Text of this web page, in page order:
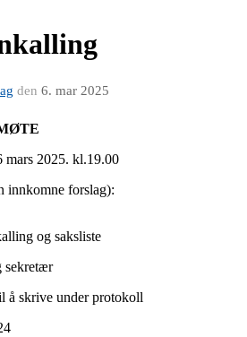
den 6. mar 2025
mars 2025. kl.19.00
innkomne forslag):
og saksliste
sekretær
å skrive under protokoll